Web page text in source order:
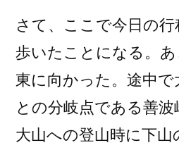
さて、ここで今日の
歩いたことになる。
東に向かった。途中
との分岐点である善波
大山への登山時に下山